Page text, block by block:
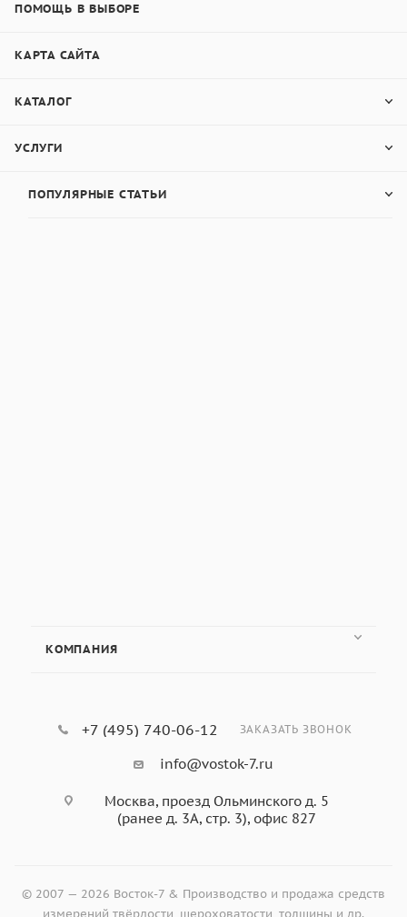
ПОМОЩЬ В ВЫБОРЕ
КАРТА САЙТА
КАТАЛОГ
УСЛУГИ
ПОПУЛЯРНЫЕ СТАТЬИ
КОМПАНИЯ
+7 (495) 740-06-12 ЗАКАЗАТЬ ЗВОНОК
info@vostok-7.ru
Москва, проезд Ольминского д. 5
(ранее д. 3А, стр. 3), офис 827
© 2007 — 2026 Восток-7 & Производство и продажа средств
измерений твёрдости, шероховатости, толщины и др.